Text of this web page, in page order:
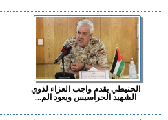
الحنيطي يقدم واجب العزاء لذوي
الشهيد الحراسيس ويعود الم...